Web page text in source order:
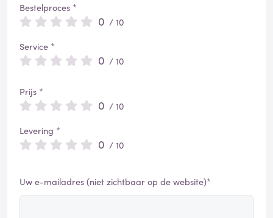
Bestelproces *
0 / 10
Service *
0 / 10
Prijs *
0 / 10
Levering *
0 / 10
Uw e-mailadres (niet zichtbaar op de website)*